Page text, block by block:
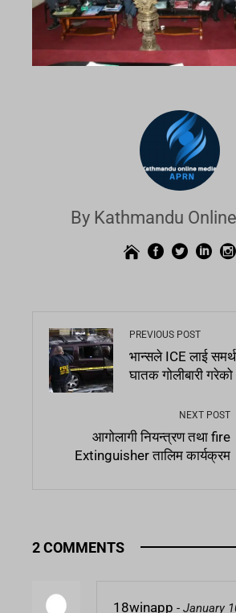
By Kathmandu
PREVIOUS POST
भान्सले ICE लाई
घातक गोलीबारी
NEXT POST
आगोलागी नियन्त्रण तथा fire
Extinguisher तालिम कार्यक्रम
2 COMMENTS
18winapp - January